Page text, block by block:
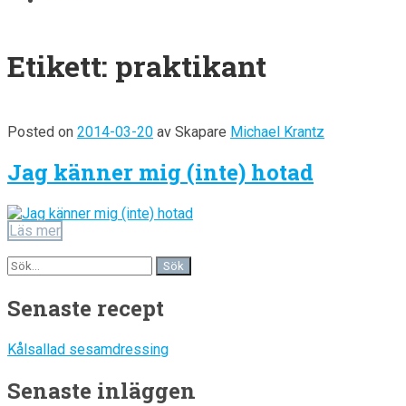
Etikett: praktikant
Posted on 2014-03-20 av Skapare Michael Krantz
Jag känner mig (inte) hotad
Läs mer
Senaste recept
Kålsallad sesamdressing
Senaste inläggen